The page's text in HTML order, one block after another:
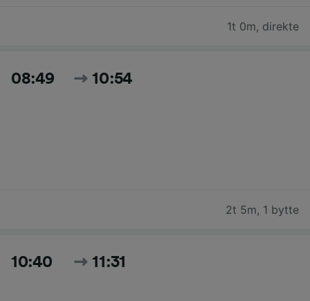
1t 0m, direkte
08:49 10:54
2t 5m, 1 bytte
10:40 11:31